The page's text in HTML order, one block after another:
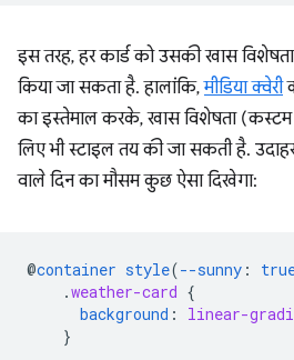
इस तरह, हर कार्ड को उसकी खास
किया जा सकता है. हालांकि,मीडिया क्वेरी
का इस्तेमाल करके, खास विशेषता (कस्टम
लिए भी स्टाइल तय की जा सकती है.
वाले दिन का मौसम कुछ ऐसा दिखेगा:
@container style(--sunny :
.weather-card {
background : linear-
}